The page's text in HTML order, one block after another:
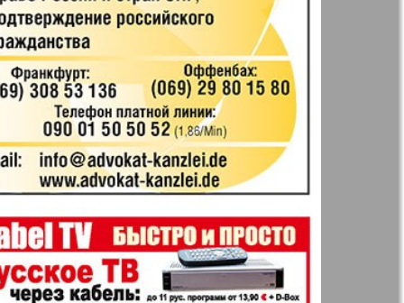
47 48
53 54
59
Англия
Аугсбург-сити
Будь здоров
info Вечерняя газета